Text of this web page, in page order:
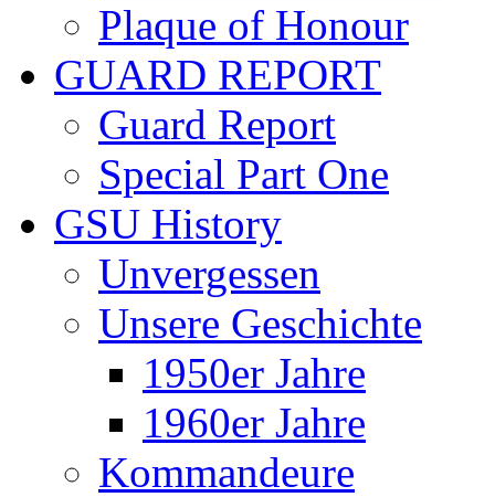
Plaque of Honour
GUARD REPORT
Guard Report
Special Part One
GSU History
Unvergessen
Unsere Geschichte
1950er Jahre
1960er Jahre
Kommandeure